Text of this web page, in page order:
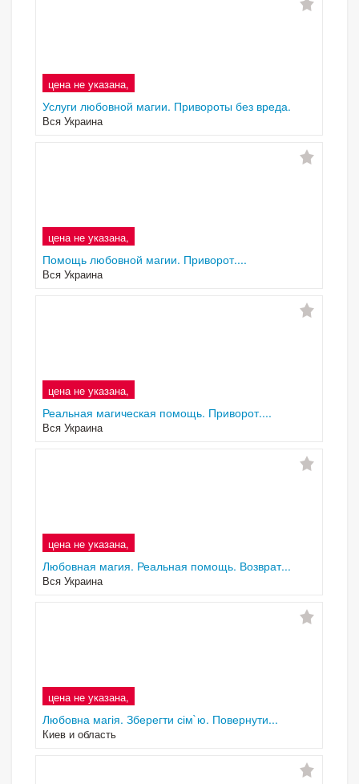
цена не указана,
Услуги любовной магии. Привороты без вреда.
Вся Украина
цена не указана,
Помощь любовной магии. Приворот....
Вся Украина
цена не указана,
Реальная магическая помощь. Приворот....
Вся Украина
цена не указана,
Любовная магия. Реальная помощь. Возврат...
Вся Украина
цена не указана,
Любовна магія. Зберегти сім`ю. Повернути...
Киев и область